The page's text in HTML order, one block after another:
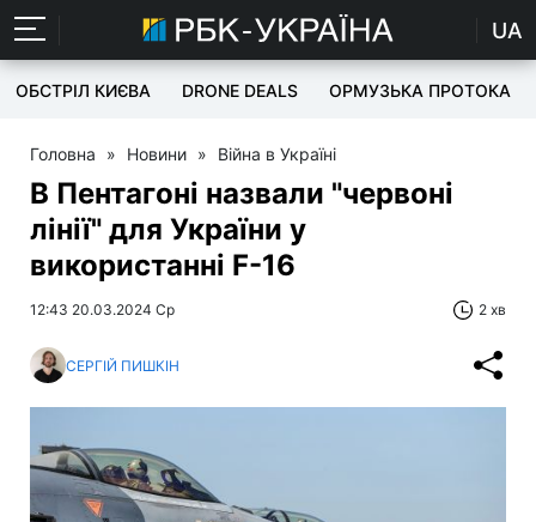
UA
ОБСТРІЛ КИЄВА DRONE DEALS ОРМУЗЬКА ПРОТОКА
Головна » Новини » Війна в Україні
В Пентагоні назвали "червоні
лінії" для України у
використанні F-16
12:43 20.03.2024 Ср 2 хв
СЕРГІЙ ПИШКІН